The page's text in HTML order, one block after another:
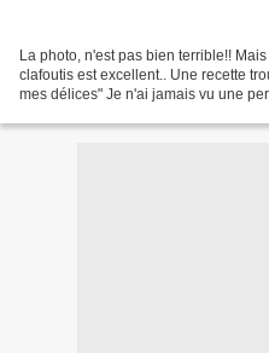
La photo, n'est pas bien terrible!!
clafoutis est excellent.. Une recette
mes délices" Je n'ai jamais vu une